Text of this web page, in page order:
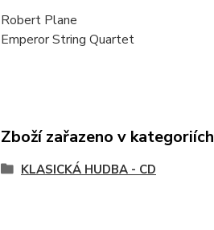
Robert Plane
Emperor String Quartet
Zboží zařazeno v kategoriích
KLASICKÁ HUDBA - CD